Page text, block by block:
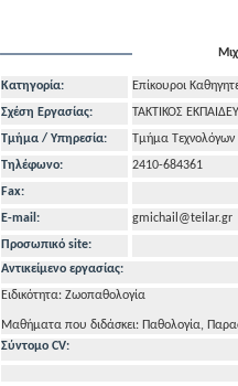
Κατηγορία:
Επίκουροι
Σχέση Εργασίας:
ΤΑΚΤΙΚΟΣ
Τμήμα / Υπηρεσία:
Τμήμα
Τηλέφωνo:
2410-684361
Fax:
E-mail:
gmichail@teilar.gr
Προσωπικό site:
Αντικείμενο εργασίας:
Ειδικότητα: Ζωοπαθολογία
Μαθήματα που διδάσκει: Παθολογία,
Σύντομο CV: